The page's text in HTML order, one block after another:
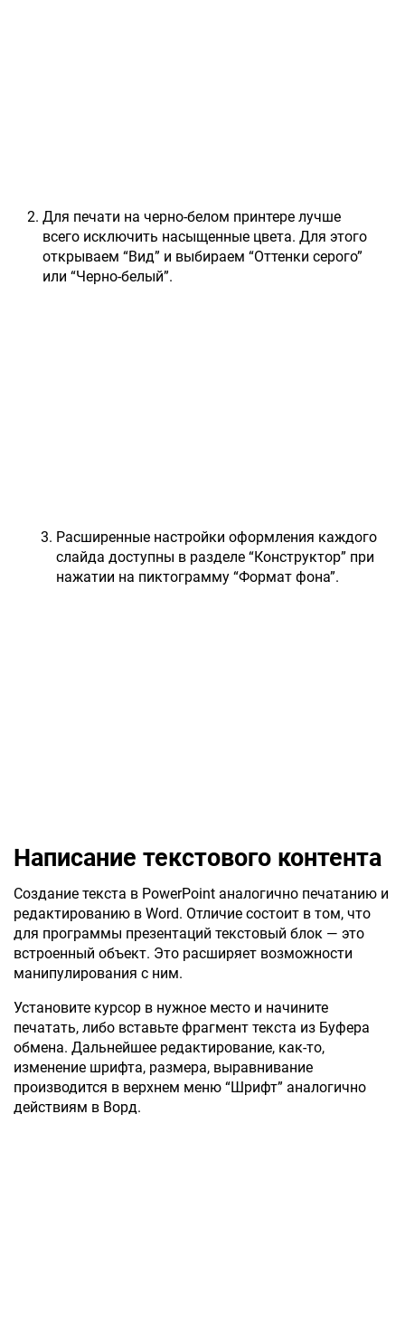
Для печати на черно-белом принтере лучше
всего исключить насыщенные цвета. Для этого
открываем “Вид” и выбираем “Оттенки серого”
или “Черно-белый”.
Расширенные настройки оформления каждого
слайда доступны в разделе “Конструктор” при
нажатии на пиктограмму “Формат фона”.
Написание текстового контента
Создание текста в PowerPoint аналогично печатанию и
редактированию в Word. Отличие состоит в том, что
для программы презентаций текстовый блок — это
встроенный объект. Это расширяет возможности
манипулирования с ним.
Установите курсор в нужное место и начините
печатать, либо вставьте фрагмент текста из Буфера
обмена. Дальнейшее редактирование, как-то,
изменение шрифта, размера, выравнивание
производится в верхнем меню “Шрифт” аналогично
действиям в Ворд.